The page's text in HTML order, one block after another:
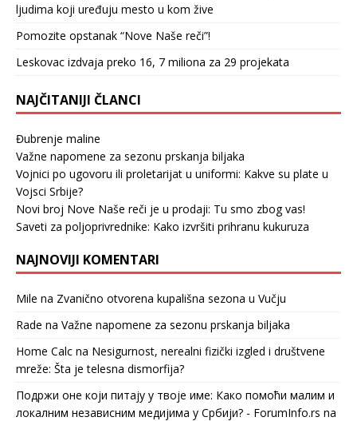
ljudima koji uređuju mesto u kom žive
Pomozite opstanak “Nove Naše reči”!
Leskovac izdvaja preko 16, 7 miliona za 29 projekata
NAJČITANIJI ČLANCI
Đubrenje maline
Važne napomene za sezonu prskanja biljaka
Vojnici po ugovoru ili proletarijat u uniformi: Kakve su plate u
Vojsci Srbije?
Novi broj Nove Naše reči je u prodaji: Tu smo zbog vas!
Saveti za poljoprivrednike: Kako izvršiti prihranu kukuruza
NAJNOVIJI KOMENTARI
Mile na Zvanično otvorena kupališna sezona u Vučju
Rade na Važne napomene za sezonu prskanja biljaka
Home Calc na Nesigurnost, nerealni fizički izgled i društvene
mreže: Šta je telesna dismorfija?
Подржи оне који питају у твоје име: Како помоћи малим и
локалним независним медијима у Србији? - ForumInfo.rs na